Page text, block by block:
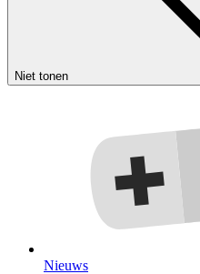
Niet tonen
Nieuws